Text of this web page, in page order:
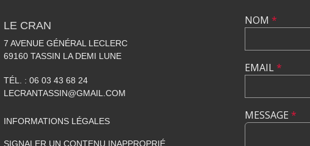
LE CRAN
7 AVENUE GÉNÉRAL LECLERC
69160 TASSIN LA DEMI LUNE
TÉL. : 06 03 43 68 24
LECRANTASSIN@GMAIL.COM
INFORMATIONS LÉGALES
SIGNALER UN CONTENU INAPPROPRIÉ
NOM *
EMAIL*
MESSAGE *